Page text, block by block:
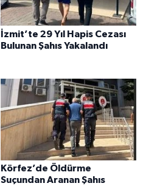
İzmit’te 29 Yıl Hapis Cezası
Bulunan Şahıs Yakalandı
Körfez’de Öldürme
Suçundan Aranan Şahıs